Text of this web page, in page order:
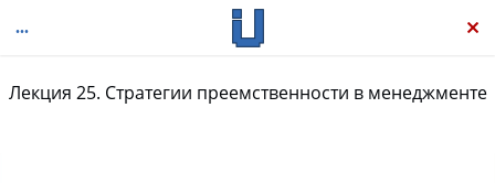
Лекция 25. Стратегии преемственности в менеджменте